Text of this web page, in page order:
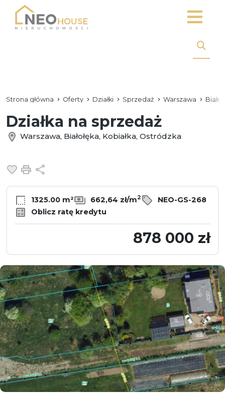
Strona główna Oferty Działki Sprzedaż Warszawa
Działka na sprzedaż
Warszawa, Białołęka, Kobiałka, Ostródzka
Dodaj do ulubionych
Drukuj
1325.00 m² 662,64 zł/m2
NEO-GS-268
Oblicz ratę kredytu
878 000 zł